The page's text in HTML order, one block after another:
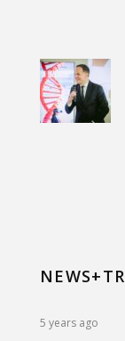
5 years ago